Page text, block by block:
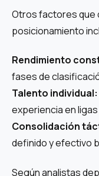
Otros factores que
posicionamiento
Rendimiento
fases de
Talento individual:
experiencia en
Consolidación
definido y efectivo
Según analistas